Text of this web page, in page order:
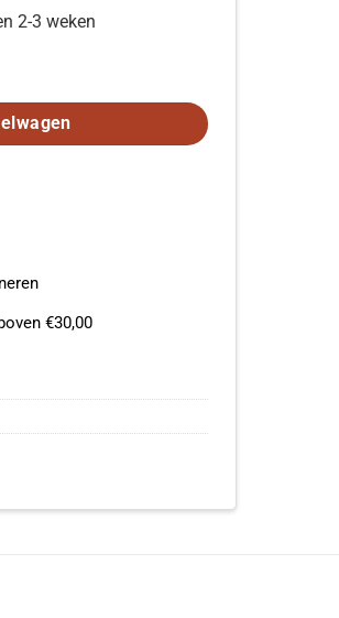
2-3 weken
€30,00